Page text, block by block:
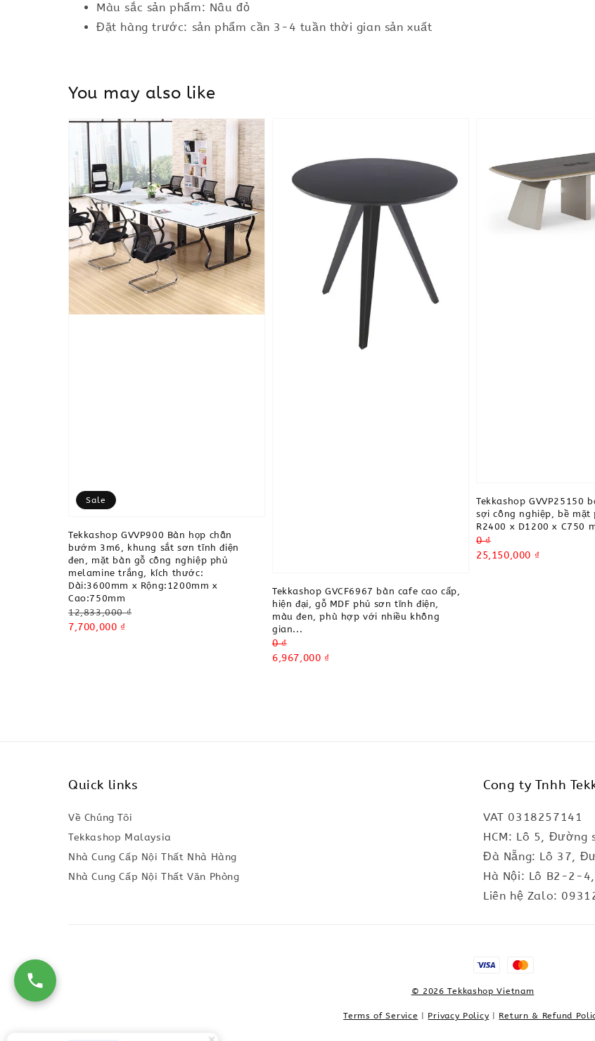
Màu sắc sản phẩm: Nâu đỏ
Đặt hàng trước: sản phẩm cần 3-4 tuần thời gian sản xuất
You may also like
Sale
Tekkashop GVVP900 Bàn họp chân
bướm 3m6, khung sắt sơn tĩnh điện
đen, mặt bàn gỗ công nghiệp phủ
melamine trắng, kích thước:
Dài:3600mm x Rộng:1200mm x
Cao:750mm
Regular
price
12,833,000 ₫
Sale
7,700,000 ₫
Tekkashop GVCF6967 bàn cafe cao cấp,
hiện đại, gỗ MDF phủ sơn tĩnh điện,
màu đen, phù hợp với nhiều không
gian...
Regular
price
0 ₫
Sale
6,967,000 ₫
Tekkashop GVVP25150
sợi công nghiệp, bề mặt
R2400 x D1200 x C750
Regular
price
0 ₫
Sale
25,150,000 ₫
Quick links
Về Chúng Tôi
Tekkashop Malaysia
Nhà Cung Cấp Nội Thất Nhà Hàng
Nhà Cung Cấp Nội Thất Văn Phòng
Cong ty Tnhh
VAT 0318257141
HCM: Lô 5, Đường
Đà Nẵng: Lô 37,
Hà Nội: Lô B2-2-4,
Liên hệ Zalo:
© 2026 Tekkashop Vietnam
Terms of Service Privacy Policy Return & Refund